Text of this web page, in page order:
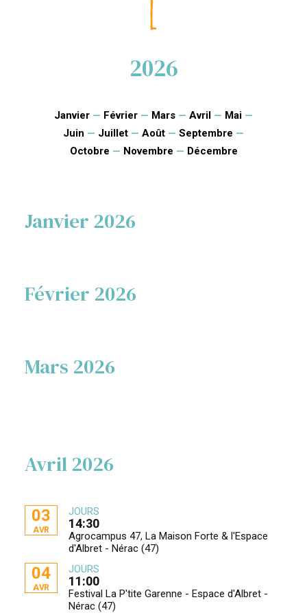
2026
Janvier — Février — Mars — Avril — Mai —
Juin — Juillet — Août — Septembre —
Octobre — Novembre — Décembre
Janvier 2026
Février 2026
Mars 2026
Avril 2026
03
AVR
JOURS
14:30
Agrocampus 47, La Maison Forte & l'Espace
d'Albret - Nérac (47)
04
AVR
JOURS
11:00
Festival La P'tite Garenne - Espace d'Albret -
Nérac (47)